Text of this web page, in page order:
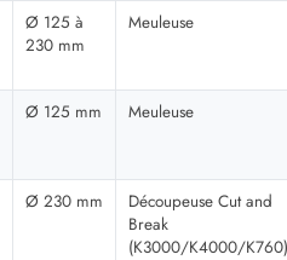
Ø 125 à
230 mm
Meuleuse
Ø 125 mm Meuleuse
Ø 230 mm
Découpeuse Cut and
Break
(K3000/K4000/K760)